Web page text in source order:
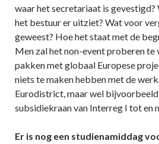
waar het secretariaat is
het bestuur er uitziet? Wat voor
geweest? Hoe het staat met de
Men zal het non-event proberen
pakken met globaal Europese
niets te maken hebben met de
Eurodistrict, maar wel bijvoorbeeld
subsidiekraan van Interreg I tot en
Er is nog een studienamiddag